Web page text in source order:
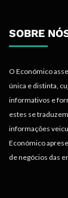
SOBRE
O Económico
única e distinta,
informativos e
estes se
informações
Económico
de negócios das